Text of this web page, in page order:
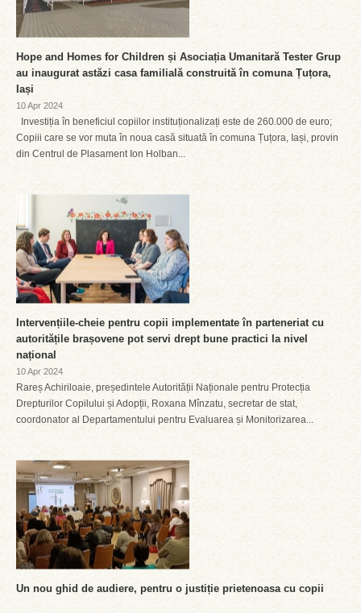
Hope and Homes for Children și Asociația Umanitară Tester Grup
au inaugurat astăzi casa familială construită în comuna Țuțora,
Iași
10 Apr 2024
Investiția în beneficiul copiilor instituționalizați este de 260.000 de euro;
Copiii care se vor muta în noua casă situată în comuna Țuțora, Iași, provin
din Centrul de Plasament Ion Holban...
Intervențiile-cheie pentru copii implementate în parteneriat cu
autoritățile brașovene pot servi drept bune practici la nivel
național
10 Apr 2024
Rareș Achiriloaie, președintele Autorității Naționale pentru Protecția
Drepturilor Copilului și Adopții, Roxana Mînzatu, secretar de stat,
coordonator al Departamentului pentru Evaluarea și Monitorizarea...
Un nou ghid de audiere, pentru o justiție prietenoasa cu copii